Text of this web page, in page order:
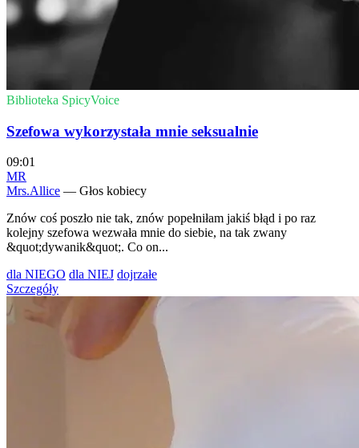
Biblioteka SpicyVoice
Szefowa wykorzystała mnie seksualnie
09:01
MR
Mrs.Allice — Głos kobiecy
Znów coś poszło nie tak, znów popełniłam jakiś błąd i po raz
kolejny szefowa wezwała mnie do siebie, na tak zwany
&quot;dywanik&quot;. Co on...
dla NIEGO dla NIEJ dojrzałe
Szczegóły